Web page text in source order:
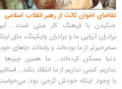
تقاضای اخوان ثالث از رهبر انقلاب اسلامی
جنگیدن با فرهنگ کار عبثی است...
برادران آریایی ما و برادران وایکینگ، مثل
سحرخیزتر از ما بوده‌اند و رفته‌اند جاهای
دنیا مسکن کرده‌اند... ما همین چیزها
نداریم. کسی نداریم از ما انتقاد بکند...
با وجود اینکه خودش گرجی بود،